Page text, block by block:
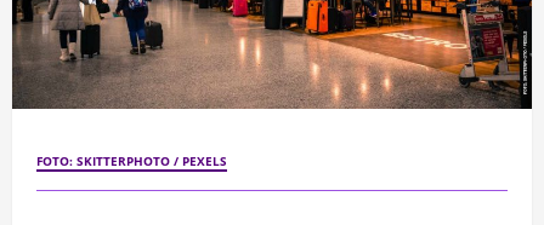
FOTO: SKITTERPHOTO / PEXELS